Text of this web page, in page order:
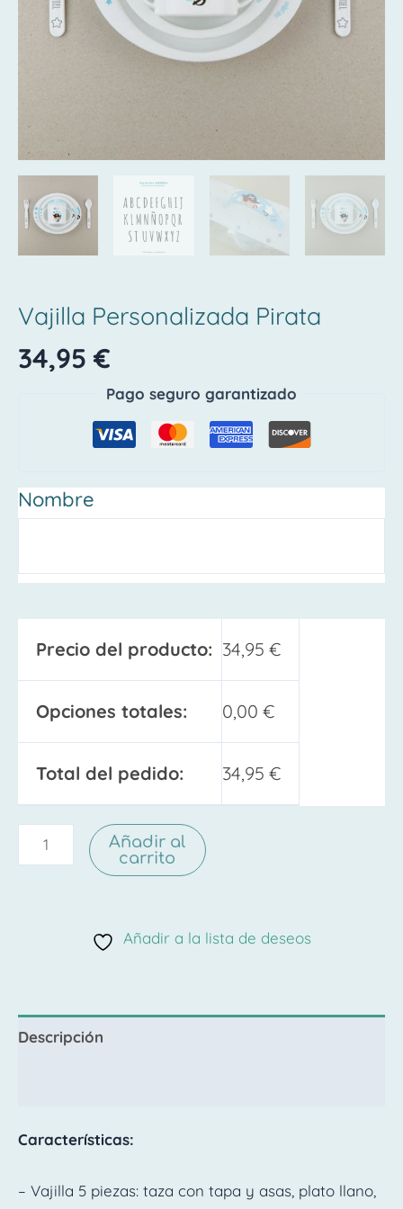
Vajilla Personalizada Pirata
34,95€
Pago seguro garantizado
Nombre
Precio del producto: 34,95 €
Opciones totales: 0,00 €
Total del pedido: 34,95 €
Añadir al
carrito
Añadir a la lista de deseos
Descripción
Características:
– Vajilla 5 piezas: taza con tapa y asas, plato llano,